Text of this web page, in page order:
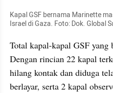
Kapal GSF bernama Marinette
Israel di Gaza. Foto: Dok. Global
Total kapal-kapal GSF yang
Dengan rincian 22 kapal
hilang kontak dan diduga
berlayar, serta 2 kapal